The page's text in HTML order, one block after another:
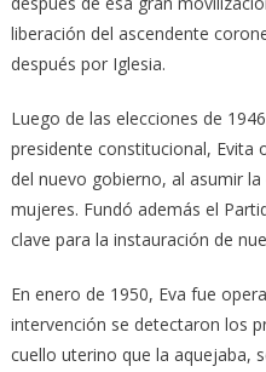
liberación del ascendente
después por Iglesia.
Luego de las elecciones de
presidente constitucional, Evita
del nuevo gobierno, al asumir
mujeres. Fundó además el
clave para la instauración de
En enero de 1950, Eva fue
intervención se detectaron los
cuello uterino que la aquejaba,